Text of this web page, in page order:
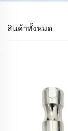
สินค้าทั้งหมด